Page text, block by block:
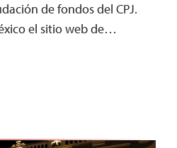
de fondos del CPJ.
el sitio web de…